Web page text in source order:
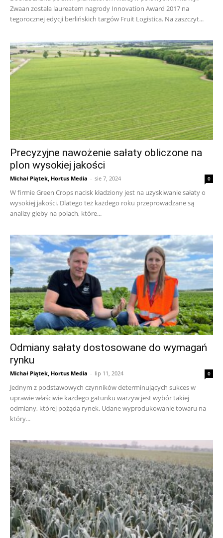
Zwaan została laureatem nagrody Innovation Award 2017 na
tegorocznej edycji berlińskich targów Fruit Logistica. Na zaszczyt...
Precyzyjne nawożenie sałaty obliczone na
plon wysokiej jakości
Michał Piątek, Hortus Media - sie 7, 2024 0
W firmie Green Crops nacisk kładziony jest na uzyskiwanie sałaty o
wysokiej jakości. Dlatego też każdego roku przeprowadzane są
analizy gleby na polach, które...
Odmiany sałaty dostosowane do wymagań
rynku
Michał Piątek, Hortus Media - lip 11, 2024 0
Jednym z podstawowych czynników determinujących sukces w
uprawie właściwie każdego gatunku warzyw jest wybór takiej
odmiany, której pożąda rynek. Udane wyprodukowanie towaru na
który...